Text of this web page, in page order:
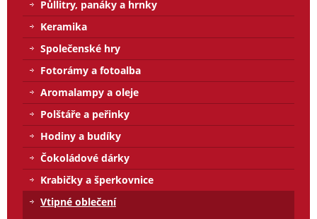
Půllitry, panáky a hrnky
Keramika
Společenské hry
Fotorámy a fotoalba
Aromalampy a oleje
Polštáře a peřinky
Hodiny a budíky
Čokoládové dárky
Krabičky a šperkovnice
Vtipné oblečení